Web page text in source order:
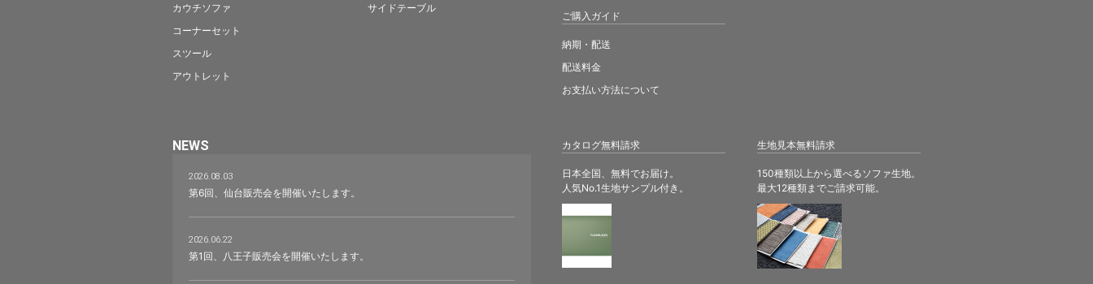
カタログ無料請求
日本全国、無料でお届け。
人気No.1生地サンプル付き。
生地見本無料請求
150種類以上から選べるソファ生地。
最大12種類までご請求可能。
カウチソファ
コーナーセット
スツール
アウトレット
サイドテーブル
ご購入ガイド
納期・配送
配送料金
お支払い方法について
NEWS
2026.08.03
第6回、仙台販売会を開催いたします。
2026.06.22
第1回、八王子販売会を開催いたします。